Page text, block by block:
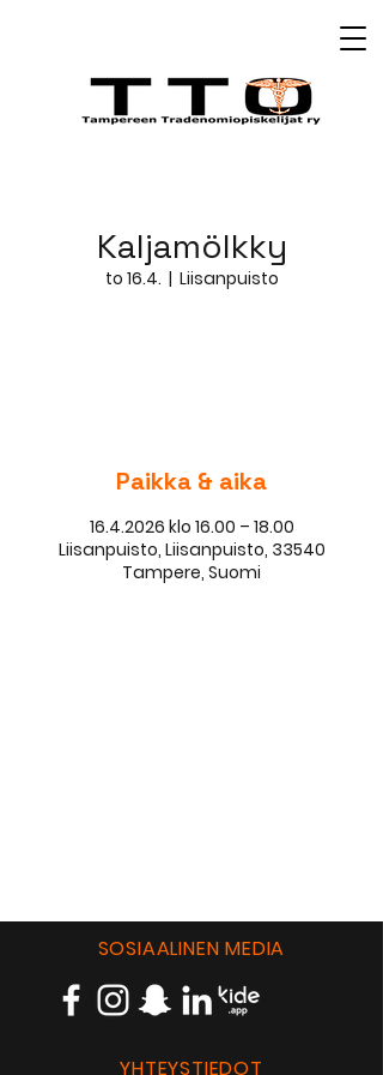
Kaljamölkky
to 16.4.
  |
Liisanpuisto
Paikka & aika
16.4.2026 klo 16.00 – 18.00
Liisanpuisto, Liisanpuisto, 33540
Tampere, Suomi
SOSIAALINEN MEDIA
YHTEYSTIEDOT